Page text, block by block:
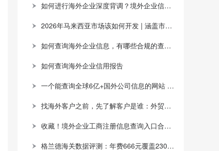
如何进行海外企业深度背调？境外企业信息查询网站推荐
2026年马来西亚市场该如何开发 | 涵盖市场概况，产品机会及开发渠道
如何查询海外企业信息，有哪些合规的查询渠道？
如何查询海外企业信用报告
一个能查询全球6亿+国外公司信息的网站 | 涵盖注册信息，股权架构，财务情况，信用报告
找海外客户之前，先了解客户是谁：外贸企业如何用全球企业数据提升开发效率
收藏！境外企业工商注册信息查询入口合集，跨境背调看这一篇就够了
格兰德海关数据评测：年费666元覆盖230个国家和地区，SOHO和中小企业的高性价比之选